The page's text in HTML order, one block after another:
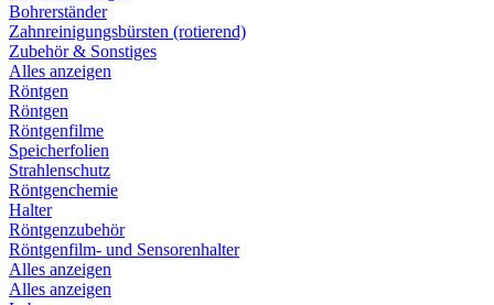
Bohrerständer
Zahnreinigungsbürsten (rotierend)
Zubehör & Sonstiges
Alles anzeigen
Röntgen
Röntgen
Röntgenfilme
Speicherfolien
Strahlenschutz
Röntgenchemie
Halter
Röntgenzubehör
Röntgenfilm- und Sensorenhalter
Alles anzeigen
Alles anzeigen